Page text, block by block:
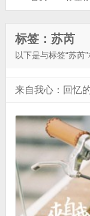
标签：苏芮
以下是与标签“苏芮
来自我心：回忆